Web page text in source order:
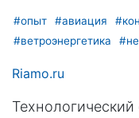
#опыт #авиация
#ветроэнергетика
Riamo.ru